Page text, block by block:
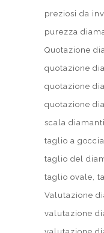
preziosi da
purezza
Quotazione
quotazione
quotazione
quotazione
scala diamanti
taglio a goccia
taglio del
taglio ovale
Valutazione
valutazione